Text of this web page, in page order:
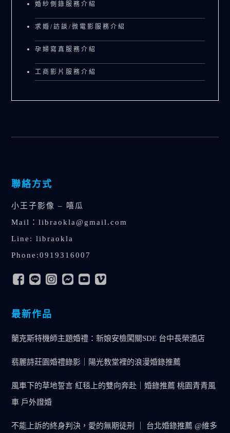
婚紗側錄服務介紹
求婚/訪談/微電影服務介紹
孕婦寫真服務介紹
工商影片服務介紹
聯絡方式
小王子影像 – 嘻瓜
Mail：libraokla@gmail.com
Line: libraokla
Phone:0919316007
最新作品
蘭克斯特機師主題婚禮：新娘安檢闖關SDE 台中長榮酒店
翡麗詩莊園婚禮錄影｜陽光教堂裡的浪漫婚錄推薦
風車下的草地誓言 紅毯上的雙向奔赴｜婚錄推薦 桃園青青風
車 戶外證婚
不能上訴的終身判決，愛的無期徒刑 ｜ 台北婚錄推薦 @維多